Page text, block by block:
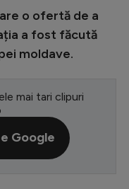
o ofertă de a
a fost făcută
moldave.
mai tari clipuri
Google